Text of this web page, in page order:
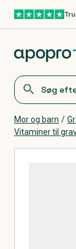
Gå til
Mor og barn /
Vitaminer til